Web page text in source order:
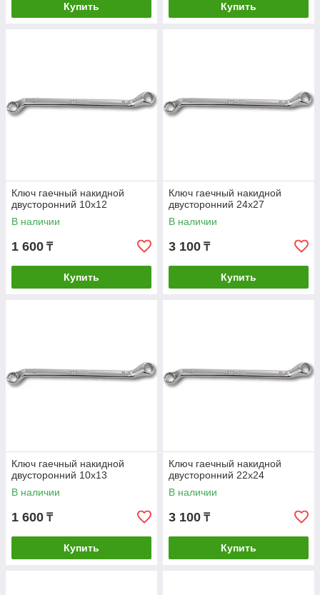
Купить Купить
Ключ гаечный накидной
двусторонний 10х12
В наличии
1 600 ₸
Купить
Ключ гаечный накидной
двусторонний 24х27
В наличии
3 100 ₸
Купить
Ключ гаечный накидной
двусторонний 10х13
В наличии
1 600 ₸
Купить
Ключ гаечный накидной
двусторонний 22х24
В наличии
3 100 ₸
Купить